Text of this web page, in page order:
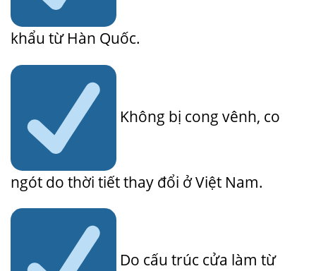
khẩu từ Hàn Quốc.
Không bị cong vênh, co
ngót do thời tiết thay đổi ở Việt Nam.
Do cấu trúc cửa làm từ